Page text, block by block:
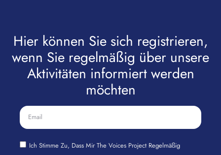
Hier können Sie sich registrieren,
wenn Sie regelmäßig über unsere
Aktivitäten informiert werden
möchten
Ich Stimme Zu, Dass Mir The Voices Project Regelmäßig